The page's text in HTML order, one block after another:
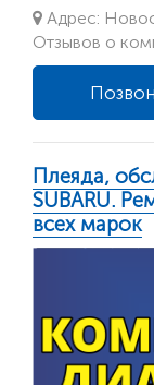
Адрес:
Отзывов о
Плеяда,
SUBARU.
всех марок